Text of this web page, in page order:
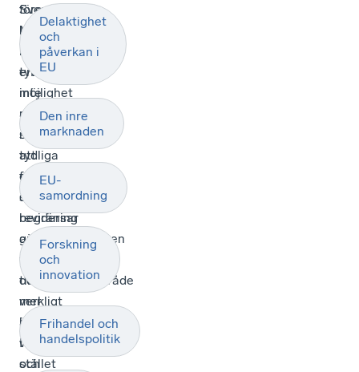
föreskrifterna
har
MCF
en
möjlighet
att
säkerställa
tydliga
föreskrifter
som
begränsar
anmälningsplikten
till
de
verkligt
kritiska
verksamheterna
och
Svenskt
Näringslivs
bedömning
tyvärr
inte
utnyttjat
möjligheten
att
genom
denna
revidering
göra
föreskrifternas
tillämpningsområde
mer
ändamålsenligt.
I
stället
Delaktighet
och
påverkan i
EU
Den inre
marknaden
EU-
samordning
Forskning
och
innovation
Frihandel och
handelspolitik